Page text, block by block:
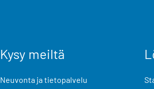
Kysy meiltä
Neuvonta ja tietopalvelu